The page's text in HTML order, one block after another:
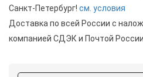
Санкт-Петербург! см. условия
Доставка по всей России с
компанией СДЭК и Почтой